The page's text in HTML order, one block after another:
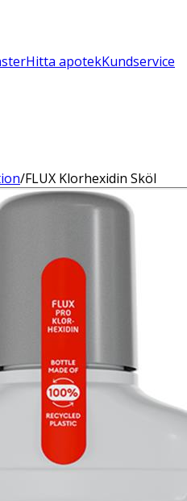
Hitta apotekKundservice
/FLUX Klorhexidin Sköl